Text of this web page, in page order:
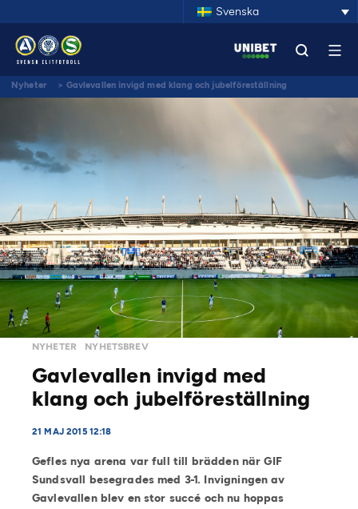
Svenska
Nyheter > Gavlevallen invigd med klang och jubelföreställning
NYHETER NYHETSBREV
Gavlevallen invigd med
klang och jubelföreställning
21 MAJ 2015 12:18
Gefles nya arena var full till brädden när GIF
Sundsvall besegrades med 3-1. Invigningen av
Gavlevallen blev en stor succé och nu hoppas